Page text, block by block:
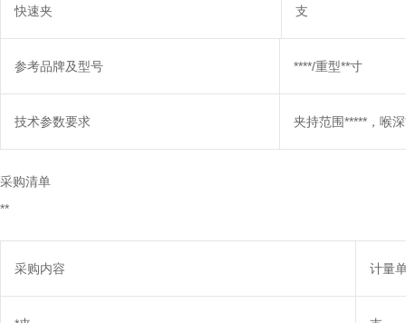
快速夹 支
参考品牌及型号 ****/重型**寸
技术参数要求 夹持范围*****，喉
采购清单
**
采购内容 计量